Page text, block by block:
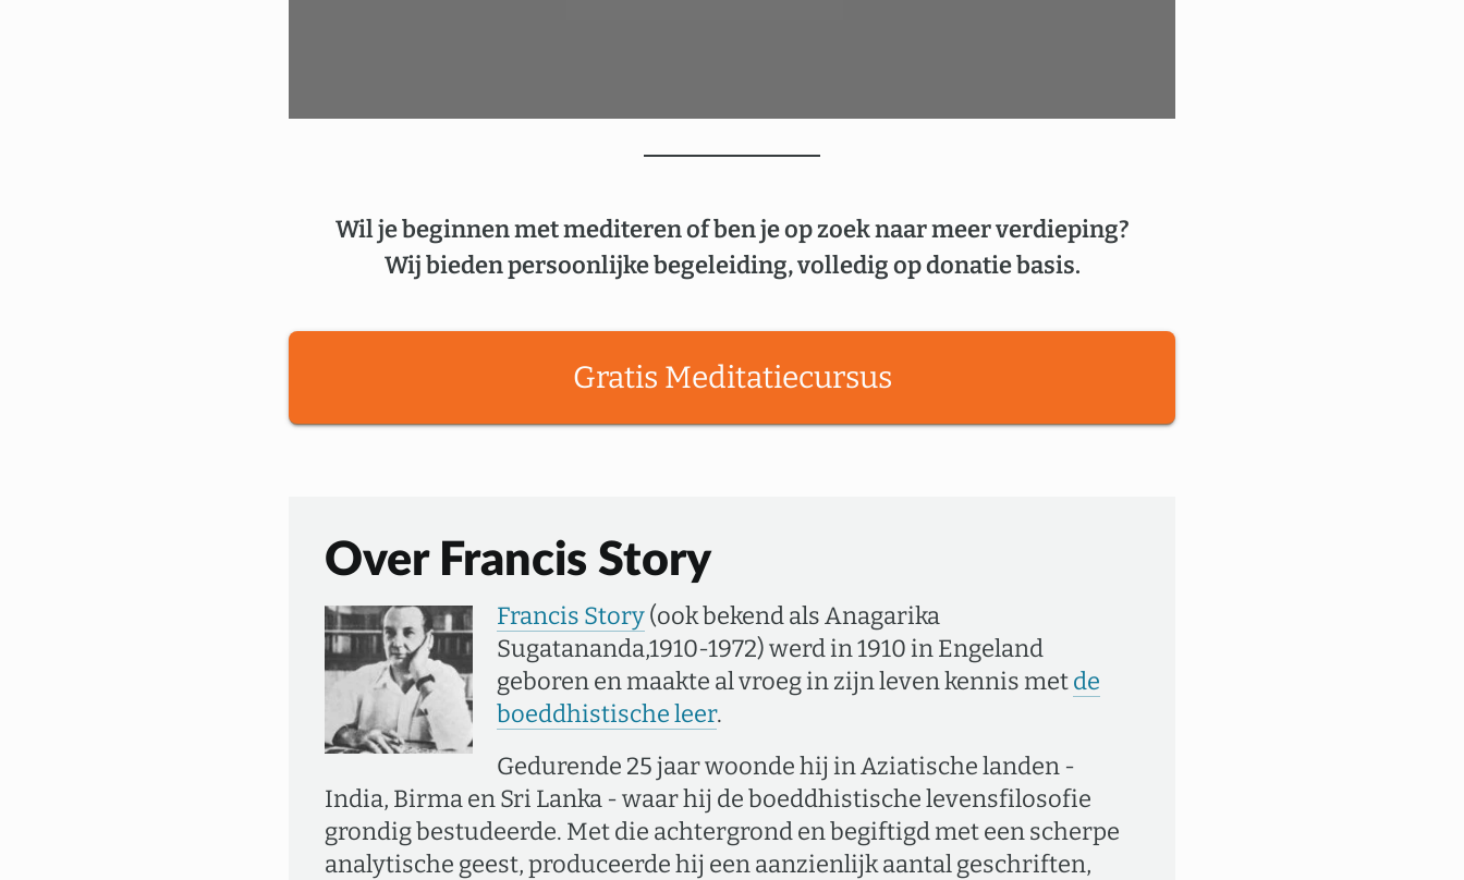
Wil je beginnen met mediteren of ben je op zoek naar meer verdieping?
Wij bieden persoonlijke begeleiding, volledig op donatie basis.
Gratis Meditatiecursus
Over Francis Story
Francis Story(ook bekend als Anagarika
Sugatananda,1910-1972) werd in 1910 in Engeland
geboren en maakte al vroeg in zijn leven kennis metde
boeddhistische leer.
Gedurende 25 jaar woonde hij in Aziatische landen -
India, Birma en Sri Lanka - waar hij de boeddhistische levensfilosofie
grondig bestudeerde. Met die achtergrond en begiftigd met een scherpe
analytische geest, produceerde hij een aanzienlijk aantal geschriften,